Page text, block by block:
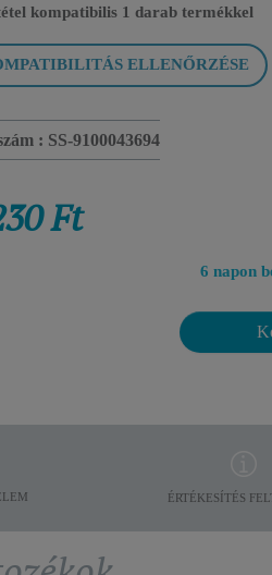
kompatibilis 1 darab termékkel
ELLENŐRZÉSE
: SS-9100043694
Ft
6 napon
ÉRTÉKESÍTÉS